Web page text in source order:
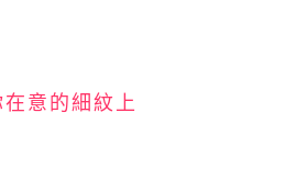
意的細紋上